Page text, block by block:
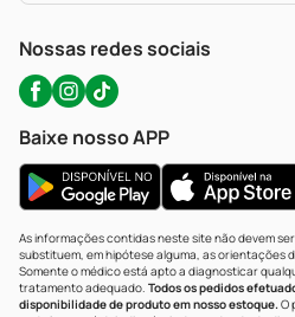
WhatsApp (47) 9202-1687
Nossas redes sociais
Baixe nosso APP
As informações contidas neste site não devem
substituem, em hipótese alguma, as orientações
Somente o médico está apto a diagnosticar
tratamento adequado. Todos os pedidos
disponibilidade de produto em nosso estoque.O